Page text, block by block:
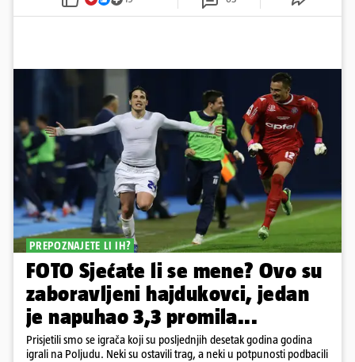
PREPOZNAJETE LI IH?
FOTO Sjećate li se mene? Ovo su
zaboravljeni hajdukovci, jedan
je napuhao 3,3 promila...
Prisjetili smo se igrača koji su posljednjih desetak godina godina
igrali na Poljudu. Neki su ostavili trag, a neki u potpunosti podbacili